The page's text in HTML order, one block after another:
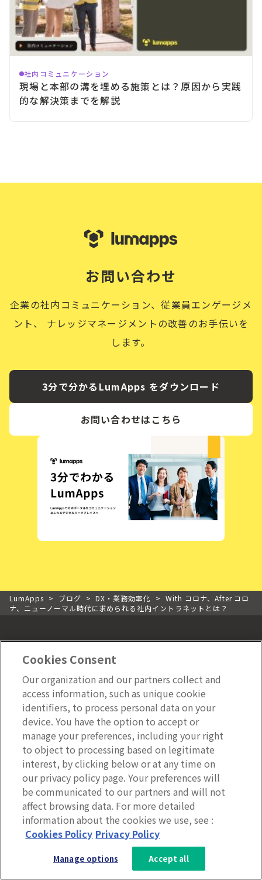
現場と本部の溝を埋める施策とは？原因から実践
的な解決策までを解説
社内コミュニケーション
お問い合わせ
企業の社内コミュニケーション、従業員エンゲージメ
ント、
ナレッジマネージメントの改善のお手伝いを
します。
3分で分かるLumApps をダウンロード
お問い合わせはこちら
LumApps > ブログ > DX・業務効率化 > With コロナ、After コロ
ナ、ニューノーマル時代に求められる社内イントラネットとは？
ブログ
ニュース
導入事例
資料ダウンロード
デジタルワークプレイス診断
イベント
LumAppsについて
選ばれる理由
会社概要
3分で分かるLumApps
3分で分かるLumApps
サービス資料を無料ダウンロー
ド
Cookies Consent
Our organization and our partners collect and
access information, such as unique cookie
identifiers, to process personal data on your
device. You have the option to accept or
manage your preferences, including your right
to object to processing based on legitimate
interest, by clicking below or at any time on
our privacy policy page. Your preferences will
be communicated to our partners and will not
affect browsing data. For more detailed
information about the cookies we use, see :
Cookies Policy Privacy Policy
Manage options Accept all